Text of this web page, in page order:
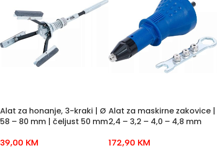
Alat za honanje, 3-kraki | Ø
58 – 80 mm | čeljust 50 mm
39,00 KM
Alat za maskirne zakovice |
2,4 – 3,2 – 4,0 – 4,8 mm
172,90 KM